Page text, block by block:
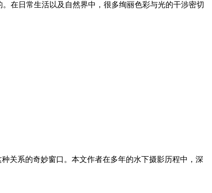
在日常生活以及自然界中，很多绚丽色彩与光的干涉密切
关系的奇妙窗口。本文作者在多年的水下摄影历程中，深